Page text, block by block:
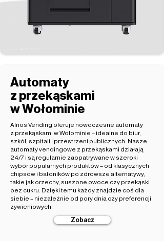
Automaty
z przekąskami
w Wołominie
Alnos Vending oferuje nowoczesne automaty
z przekąskami w Wołominie – idealne do biur,
szkół, szpitali i przestrzeni publicznych. Nasze
automaty vendingowe z przekąskami działają
24/7 i są regularnie zaopatrywane w szeroki
wybór popularnych produktów – od klasycznych
chipsów i batoników po zdrowsze alternatywy,
takie jak orzechy, suszone owoce czy przekąski
bez cukru. Dzięki temu każdy znajdzie coś dla
siebie – niezależnie od pory dnia czy preferencji
żywieniowych.
Zobacz